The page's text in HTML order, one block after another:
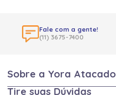
Fale com a gente!
(11) 3675-7400
Sobre a Yora Atacado
Tire suas Dúvidas